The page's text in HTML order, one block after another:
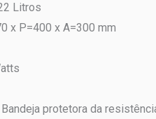
Litros
x P=400 x A=300 mm
protetora da